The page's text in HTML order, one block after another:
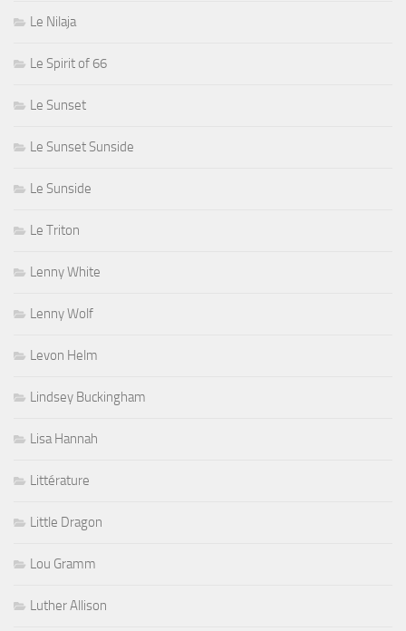
Le Nilaja
Le Spirit of 66
Le Sunset
Le Sunset Sunside
Le Sunside
Le Triton
Lenny White
Lenny Wolf
Levon Helm
Lindsey Buckingham
Lisa Hannah
Littérature
Little Dragon
Lou Gramm
Luther Allison